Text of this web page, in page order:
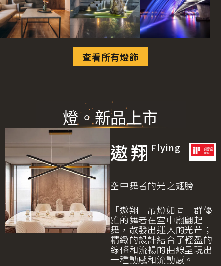
查看所有燈飾
燈。新品上市
遨翔 Flying
空中舞者的光之翅膀
「遨翔」吊燈如同一群優
雅的舞者在空中翩翩起
舞，散發出迷人的光芒；
精緻的設計結合了輕盈的
線條和流暢的曲線呈現出
一種動感和流動感。